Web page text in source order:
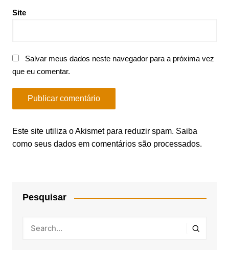
Site
Salvar meus dados neste navegador para a próxima vez
que eu comentar.
Este site utiliza o Akismet para reduzir spam. Saiba
como seus dados em comentários são processados.
Pesquisar